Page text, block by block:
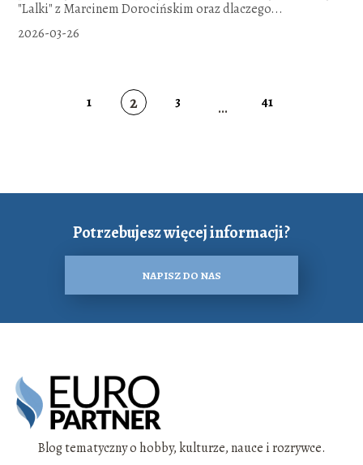
"Lalki" z Marcinem Dorocińskim oraz dlaczego...
2026-03-26
1 2 3 ... 41
Potrzebujesz więcej informacji?
NAPISZ DO NAS
Blog tematyczny o hobby, kulturze, nauce i rozrywce.